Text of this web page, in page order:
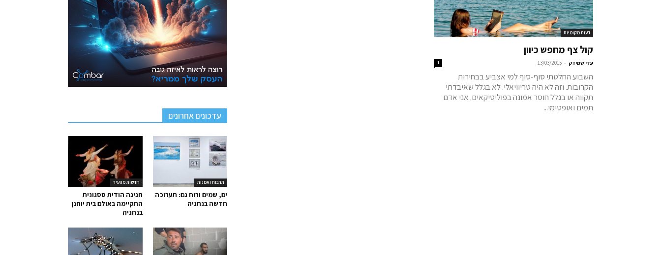
דעות מקומיות
קול צף מחפש כיוון
עדי שמידק -
13/03/2015
1
השבוע החלטתי סוף-סוף למי אצביע בבחירות
הקרובות. וזה לא היה טריוויאלי. לא בגלל שאיבדתי
תקווה או בגלל חוסר אמונה בפוליטיקאים. אני אדם
תמים ואופטימי...
עדכונים אחרונים
חדשות מהעיר
חגיגה הודית ססגונית
התקיימה באולם בית יוחנן
בנתניה
תרבות ואמנות
ים, שמים ורוח גם: תערוכה
חדשה בנתניה